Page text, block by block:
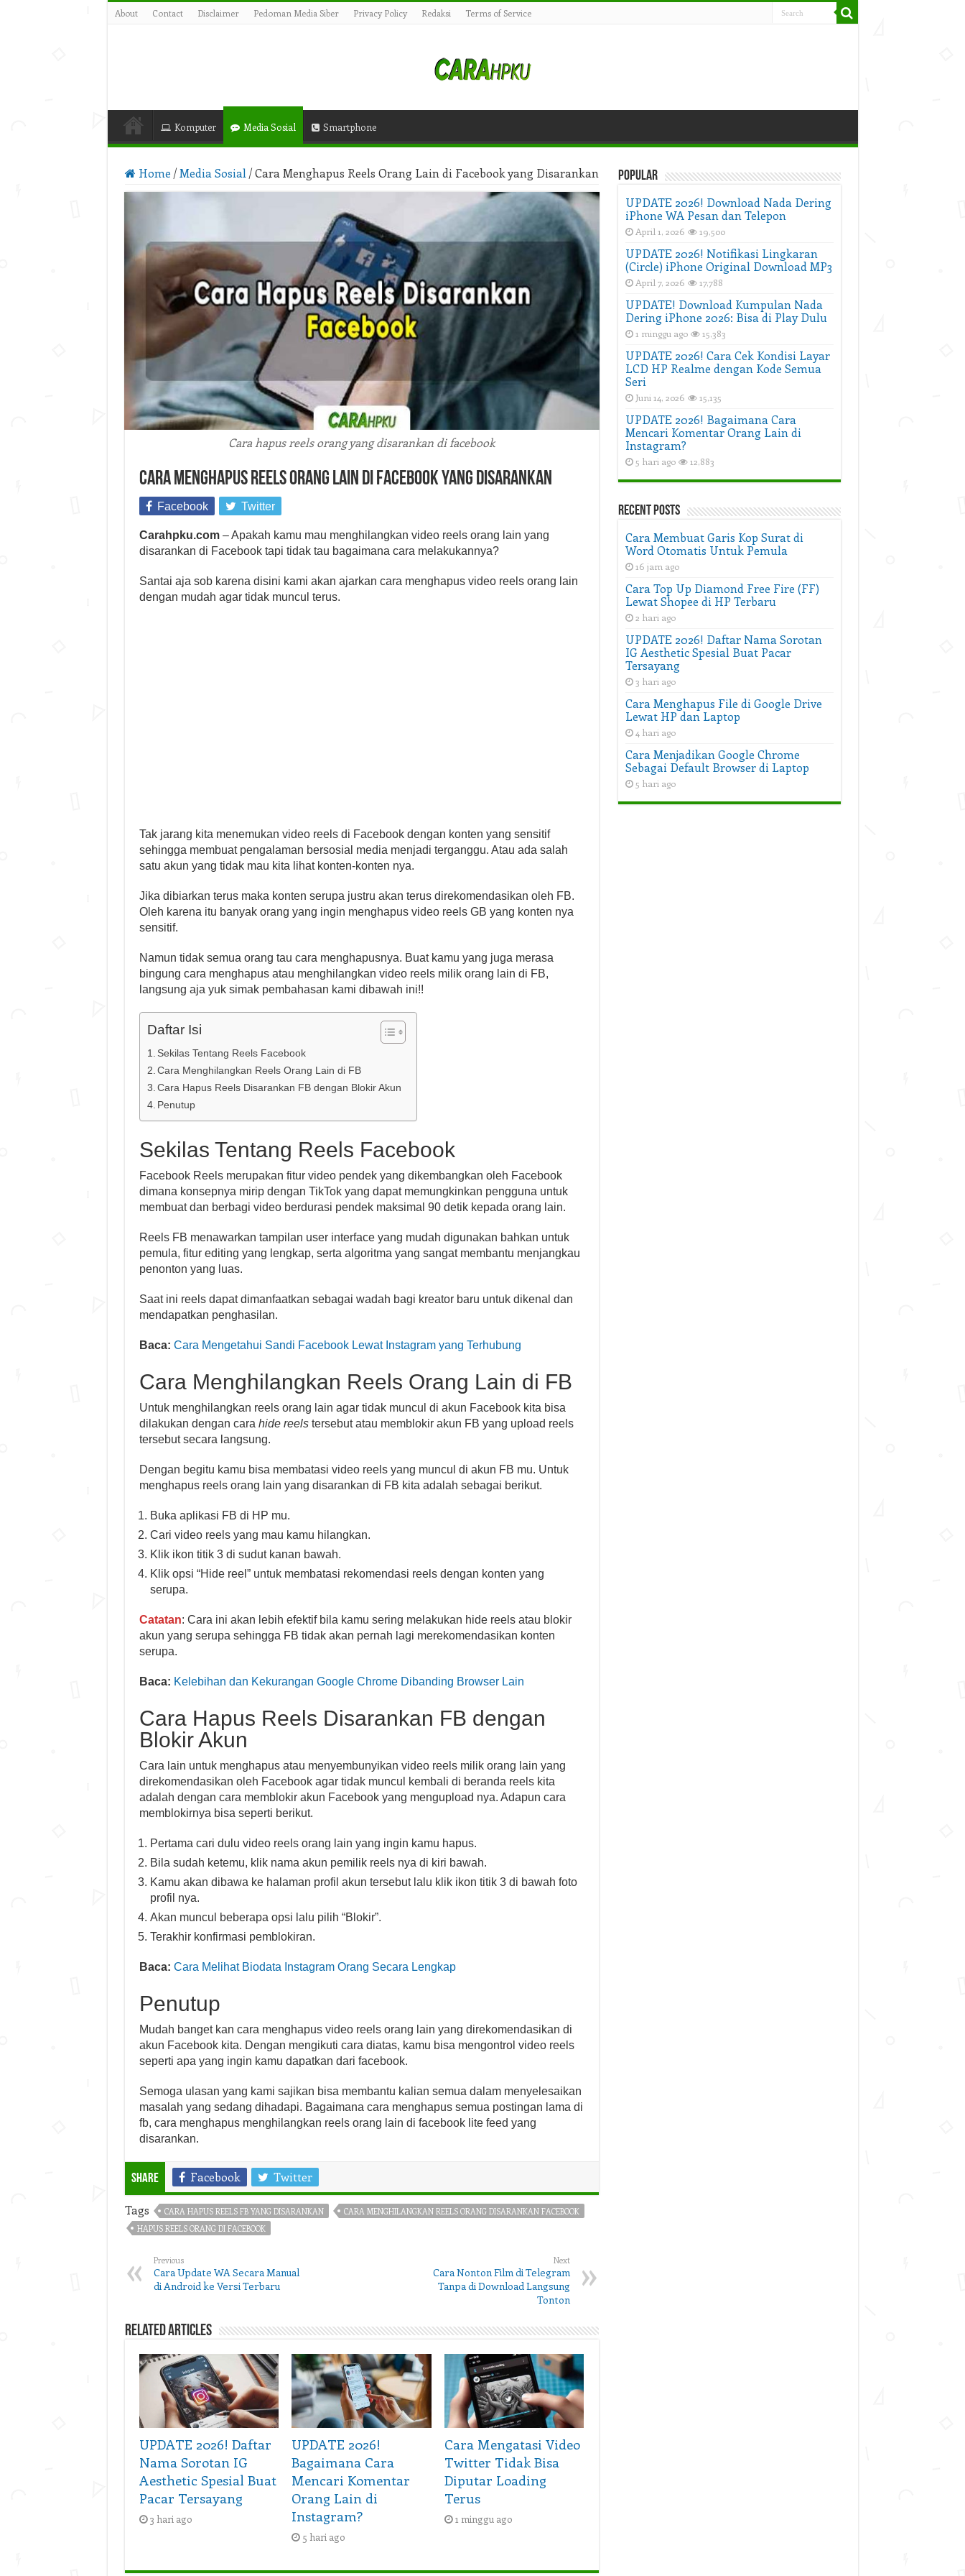
About Contact Disclaimer Pedoman Media Siber Privacy Policy Redaksi Terms of Service
Komputer Media Sosial Smartphone
Home /Media Sosial /Cara Menghapus Reels Orang Lain di Facebook yang Disarankan
Cara hapus reels orang yang disarankan di facebook
Cara Menghapus Reels Orang Lain di Facebook yang Disarankan
Facebook Twitter
Carahpku.com– Apakah kamu mau menghilangkan video reels orang lain yang
disarankan di Facebook tapi tidak tau bagaimana cara melakukannya?
Santai aja sob karena disini kami akan ajarkan cara menghapus video reels orang lain
dengan mudah agar tidak muncul terus.
Tak jarang kita menemukan video reels di Facebook dengan konten yang sensitif
sehingga membuat pengalaman bersosial media menjadi terganggu. Atau ada salah
satu akun yang tidak mau kita lihat konten-konten nya.
Jika dibiarkan terus maka konten serupa justru akan terus direkomendasikan oleh FB.
Oleh karena itu banyak orang yang ingin menghapus video reels GB yang konten nya
sensitif.
Namun tidak semua orang tau cara menghapusnya. Buat kamu yang juga merasa
bingung cara menghapus atau menghilangkan video reels milik orang lain di FB,
langsung aja yuk simak pembahasan kami dibawah ini!!
Daftar Isi
Sekilas Tentang Reels Facebook
Cara Menghilangkan Reels Orang Lain di FB
Cara Hapus Reels Disarankan FB dengan Blokir Akun
Penutup
Sekilas Tentang Reels Facebook
Facebook Reels merupakan fitur video pendek yang dikembangkan oleh Facebook
dimana konsepnya mirip dengan TikTok yang dapat memungkinkan pengguna untuk
membuat dan berbagi video berdurasi pendek maksimal 90 detik kepada orang lain.
Reels FB menawarkan tampilan user interface yang mudah digunakan bahkan untuk
pemula, fitur editing yang lengkap, serta algoritma yang sangat membantu menjangkau
penonton yang luas.
Saat ini reels dapat dimanfaatkan sebagai wadah bagi kreator baru untuk dikenal dan
mendapatkan penghasilan.
Baca: Cara Mengetahui Sandi Facebook Lewat Instagram yang Terhubung
Cara Menghilangkan Reels Orang Lain di FB
Untuk menghilangkan reels orang lain agar tidak muncul di akun Facebook kita bisa
dilakukan dengan cara hide reelstersebut atau memblokir akun FB yang upload reels
tersebut secara langsung.
Dengan begitu kamu bisa membatasi video reels yang muncul di akun FB mu. Untuk
menghapus reels orang lain yang disarankan di FB kita adalah sebagai berikut.
Buka aplikasi FB di HP mu.
Cari video reels yang mau kamu hilangkan.
Klik ikon titik 3 di sudut kanan bawah.
Klik opsi “Hide reel” untuk membatasi rekomendasi reels dengan konten yang
serupa.
Catatan: Cara ini akan lebih efektif bila kamu sering melakukan hide reels atau blokir
akun yang serupa sehingga FB tidak akan pernah lagi merekomendasikan konten
serupa.
Baca: Kelebihan dan Kekurangan Google Chrome Dibanding Browser Lain
Cara Hapus Reels Disarankan FB dengan
Blokir Akun
Cara lain untuk menghapus atau menyembunyikan video reels milik orang lain yang
direkomendasikan oleh Facebook agar tidak muncul kembali di beranda reels kita
adalah dengan cara memblokir akun Facebook yang mengupload nya. Adapun cara
memblokirnya bisa seperti berikut.
Pertama cari dulu video reels orang lain yang ingin kamu hapus.
Bila sudah ketemu, klik nama akun pemilik reels nya di kiri bawah.
Kamu akan dibawa ke halaman profil akun tersebut lalu klik ikon titik 3 di bawah foto
profil nya.
Akan muncul beberapa opsi lalu pilih “Blokir”.
Terakhir konfirmasi pemblokiran.
Baca: Cara Melihat Biodata Instagram Orang Secara Lengkap
Penutup
Mudah banget kan cara menghapus video reels orang lain yang direkomendasikan di
akun Facebook kita. Dengan mengikuti cara diatas, kamu bisa mengontrol video reels
seperti apa yang ingin kamu dapatkan dari facebook.
Semoga ulasan yang kami sajikan bisa membantu kalian semua dalam menyelesaikan
masalah yang sedang dihadapi. Bagaimana cara menghapus semua postingan lama di
fb, cara menghapus menghilangkan reels orang lain di facebook lite feed yang
disarankan.
Share Facebook Twitter
Tags CARA HAPUS REELS FB YANG DISARANKAN
CARA MENGHILANGKAN REELS ORANG DISARANKAN FACEBOOK
HAPUS REELS ORANG DI FACEBOOK
Previous
Cara Update WA Secara Manual
di Android ke Versi Terbaru
Next
Cara Nonton Film di Telegram
Tanpa di Download Langsung
Tonton
Related Articles
UPDATE 2026! Daftar
Nama Sorotan IG
Aesthetic Spesial Buat
Pacar Tersayang
3 hari ago
UPDATE 2026!
Bagaimana Cara
Mencari Komentar
Orang Lain di
Instagram?
5 hari ago
Cara Mengatasi Video
Twitter Tidak Bisa
Diputar Loading
Terus
1 minggu ago
Popular
UPDATE 2026! Download Nada Dering
iPhone WA Pesan dan Telepon
April 1, 2026 19,500
UPDATE 2026! Notifikasi Lingkaran
(Circle) iPhone Original Download MP3
April 7, 2026 17,788
UPDATE! Download Kumpulan Nada
Dering iPhone 2026: Bisa di Play Dulu
1 minggu ago 15,383
UPDATE 2026! Cara Cek Kondisi Layar
LCD HP Realme dengan Kode Semua
Seri
Juni 14, 2026 15,135
UPDATE 2026! Bagaimana Cara
Mencari Komentar Orang Lain di
Instagram?
5 hari ago 12,883
Recent Posts
Cara Membuat Garis Kop Surat di
Word Otomatis Untuk Pemula
16 jam ago
Cara Top Up Diamond Free Fire (FF)
Lewat Shopee di HP Terbaru
2 hari ago
UPDATE 2026! Daftar Nama Sorotan
IG Aesthetic Spesial Buat Pacar
Tersayang
3 hari ago
Cara Menghapus File di Google Drive
Lewat HP dan Laptop
4 hari ago
Cara Menjadikan Google Chrome
Sebagai Default Browser di Laptop
5 hari ago